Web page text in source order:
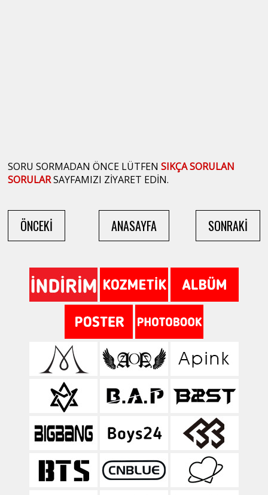
SORU SORMADAN ÖNCE LÜTFENSIKÇA SORULAN
SORULARSAYFAMIZI ZİYARET EDİN.
ÖNCEKİ SONRAKİ
ANASAYFA